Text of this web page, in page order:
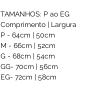
TAMANHOS: P ao EG
Comprimento | Largura
P - 64cm | 50cm
M - 66cm | 52cm
G - 68cm | 54cm
GG- 70cm | 56cm
EG- 72cm | 58cm